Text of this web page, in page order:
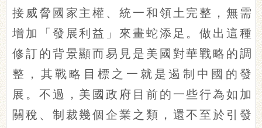
接威脅國家主權、統一和領土完整，無需
增加「發展利益」來畫蛇添足。做出這種
修訂的背景顯而易見是美國對華戰略的調
整，其戰略目標之一就是遏制中國的發
展。不過，美國政府目前的一些行為如加
關稅、制裁幾個企業之類，還不至於引發